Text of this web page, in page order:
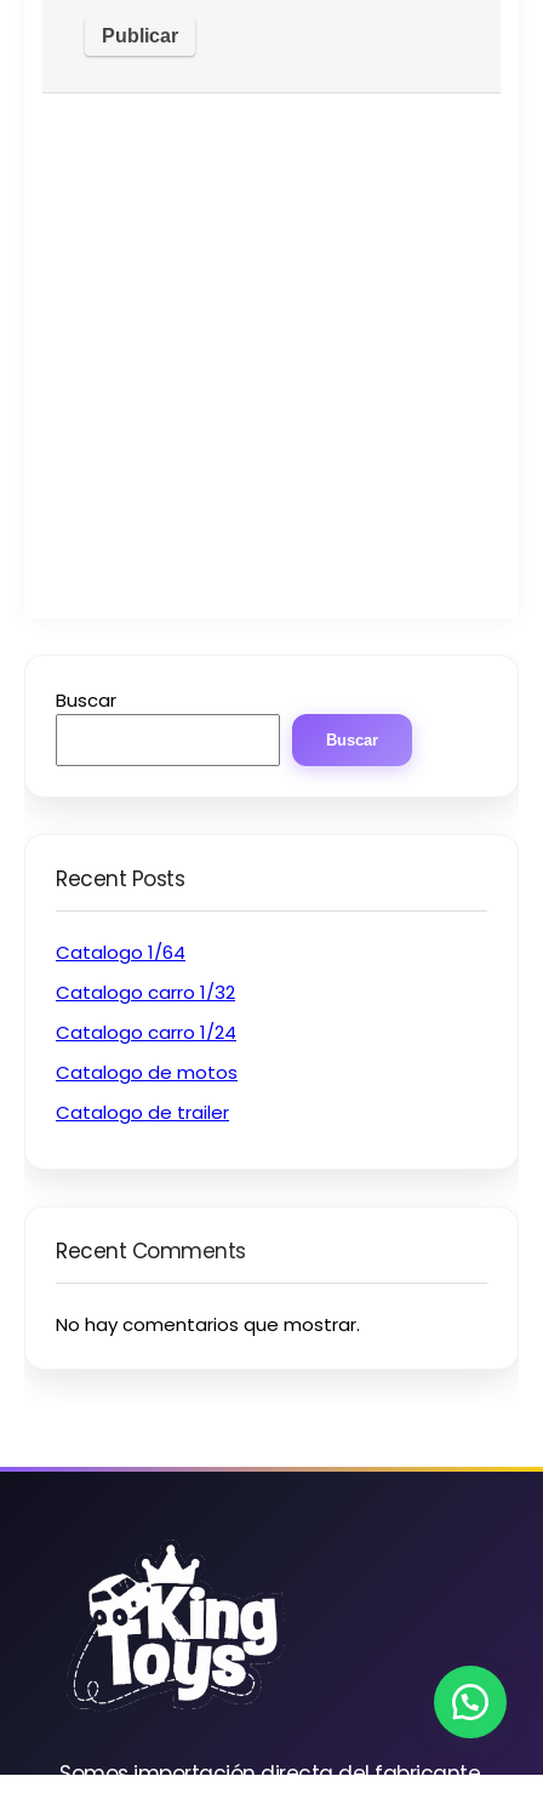
Buscar
Buscar
Recent Posts
Catalogo 1/64
Catalogo carro 1/32
Catalogo carro 1/24
Catalogo de motos
Catalogo de trailer
Recent Comments
No hay comentarios que mostrar.
Somos importación directa del fabricante.